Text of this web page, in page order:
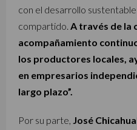
con el desarrollo
compartido. A través de la
acompañamiento
los productores locales,
en empresarios
largo plazo”.
Por su parte, José